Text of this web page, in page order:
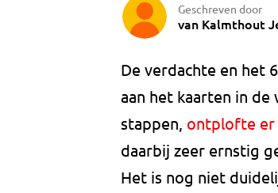
Geschreven door
van Kalmthout
De verdachte en het
aan het kaarten in de
stappen, ontplofte er
daarbij zeer ernstig
Het is nog niet